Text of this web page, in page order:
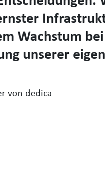
Wachstum bei
unserer
von dedica